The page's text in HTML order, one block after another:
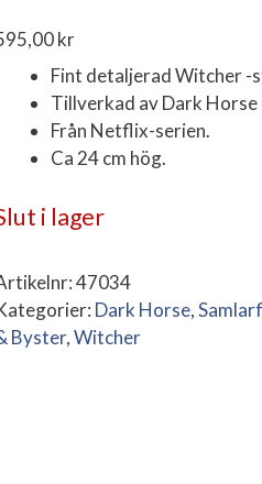
kr
Fint detaljerad Witcher -
Tillverkad av Dark Horse
Från Netflix-serien.
Ca 24 cm hög.
i lager
47034
Dark Horse,
Byster,Witcher